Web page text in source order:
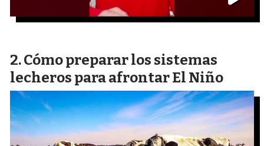
Cómo preparar los sistemas
lecheros para afrontar El Niño